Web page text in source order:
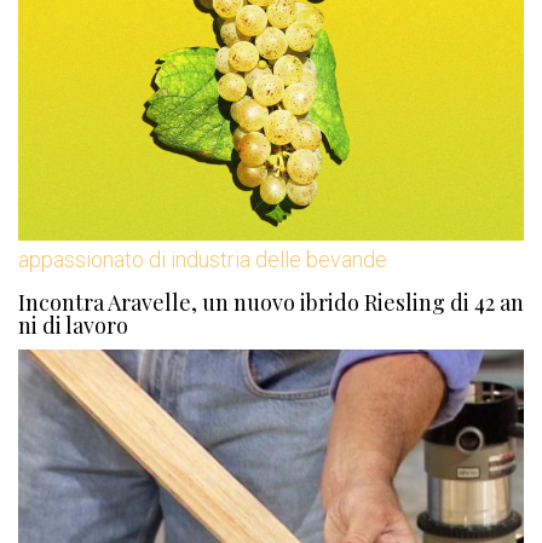
appassionato di industria delle bevande
Incontra Aravelle, un nuovo ibrido Riesling di 42 an
ni di lavoro